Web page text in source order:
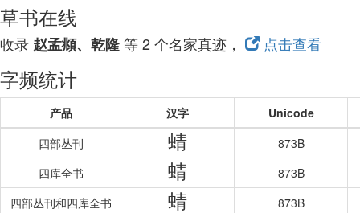
草书在线
收录 赵孟頫、乾隆等 2 个名家真迹， 点击查看
字频统计
产品 汉字
Unicode
四部丛刊
蜻
873B
四库全书
蜻
873B
四部丛刊和四库全书
蜻 873B